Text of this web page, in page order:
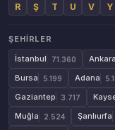
R
Ş T U V Y
ŞEHIRLER
İstanbul
71.360 Ankara
Bursa 5.199 Adana
Gaziantep 3.717
Muğla 2.524 Şanlıurfa